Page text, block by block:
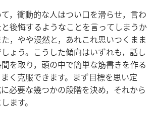
，衝動的な人はつい口を滑らせ，言わ
後悔するようなことを言ってしまうか
，やや漫然と，あれこれ思いつくまま
ょう。こうした傾向はいずれも，話し
を取り，頭の中で簡単な筋書きを作る
く克服できます。まず目標を思い定
必要な幾つかの段階を決め，それから
ます。